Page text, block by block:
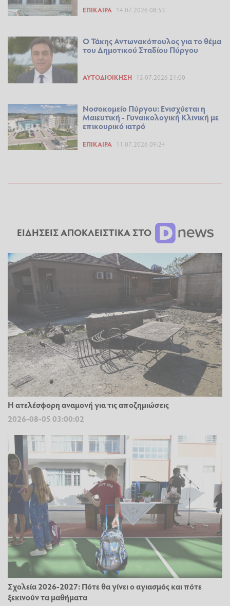
ΕΠΊΚΑΙΡΑ 14.07.2026 08:53
Ο Τάκης Αντωνακόπουλος για το θέμα
του Δημοτικού Σταδίου Πύργου
ΑΥΤΟΔΙΟΊΚΗΣΗ 13.07.2026 21:00
Νοσοκομείο Πύργου: Ενισχύεται η
Μαιευτική - Γυναικολογική Κλινική με
επικουρικό ιατρό
ΕΠΊΚΑΙΡΑ 11.07.2026 09:24
ΕΙΔΗΣΕΙΣ ΑΠΟΚΛΕΙΣΤΙΚΑ ΣΤΟ
Η ατελέσφορη αναμονή για τις αποζημιώσεις
2026-08-05 03:00:02
Σχολεία 2026-2027: Πότε θα γίνει ο αγιασμός και πότε
ξεκινούν τα μαθήματα